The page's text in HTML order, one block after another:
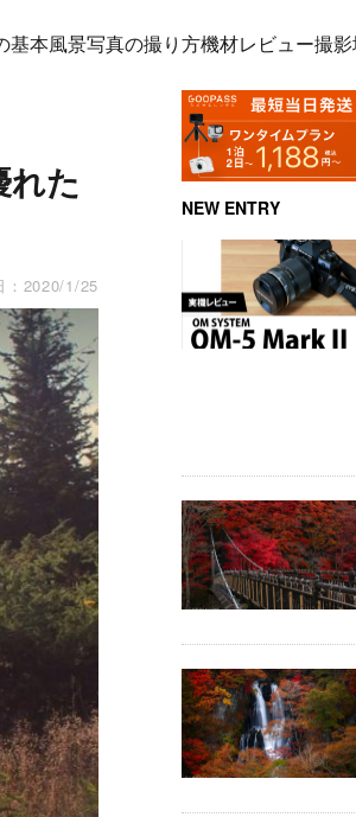
基本風景写真の撮り方機材レビュー撮
れた
2020/1/25
NEW ENTRY